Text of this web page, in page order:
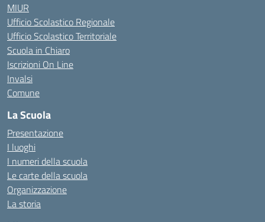
MIUR
Ufficio Scolastico Regionale
Ufficio Scolastico Territoriale
Scuola in Chiaro
Iscrizioni On Line
Invalsi
Comune
La Scuola
Presentazione
I luoghi
I numeri della scuola
Le carte della scuola
Organizzazione
La storia